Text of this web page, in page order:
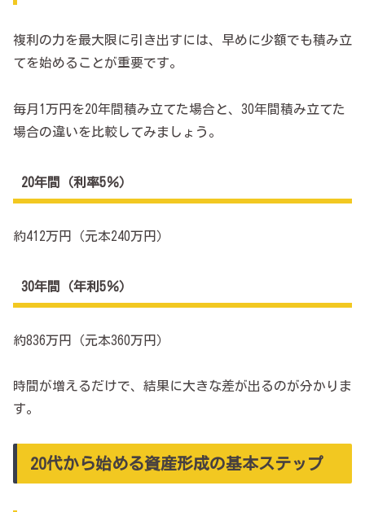
複利の力を最大限に引き出すには、早めに少額でも積み立
てを始めることが重要です。
毎月1万円を20年間積み立てた場合と、30年間積み立てた
場合の違いを比較してみましょう。
20年間（利率5％）
約412万円（元本240万円）
30年間（年利5％）
約836万円（元本360万円）
時間が増えるだけで、結果に大きな差が出るのが分かりま
す。
20代から始める資産形成の基本ステップ